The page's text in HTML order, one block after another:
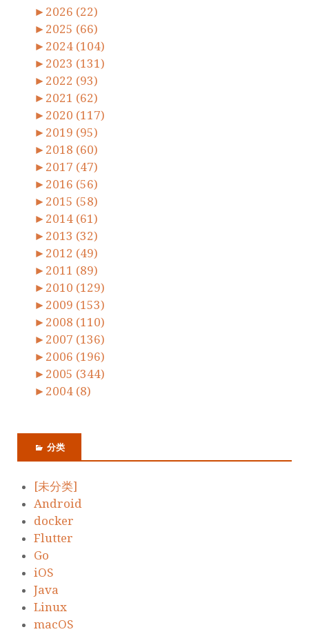
► 2026 (22)
► 2025 (66)
► 2024 (104)
► 2023 (131)
► 2022 (93)
► 2021 (62)
► 2020 (117)
► 2019 (95)
► 2018 (60)
► 2017 (47)
► 2016 (56)
► 2015 (58)
► 2014 (61)
► 2013 (32)
► 2012 (49)
► 2011 (89)
► 2010 (129)
► 2009 (153)
► 2008 (110)
► 2007 (136)
► 2006 (196)
► 2005 (344)
► 2004 (8)
分类
[未分类]
Android
docker
Flutter
Go
iOS
Java
Linux
macOS